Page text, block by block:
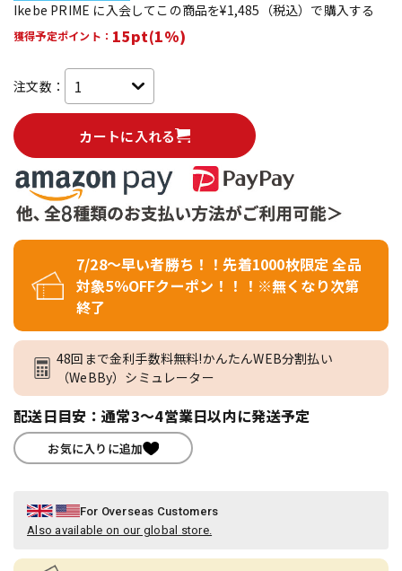
Ikebe PRIME に入会してこの商品を¥1,485（税込）で購入する
獲得予定ポイント： 15pt(1%)
注文数：
カートに入れる
7/28～早い者勝ち！！先着1000枚限定 全品
対象5％OFFクーポン！！！※無くなり次第
終了
48回まで金利手数料無料!かんたんWEB分割払い
（WeBBy）シミュレーター
配送日目安：通常3～4営業日以内に発送予定
お気に入りに追加
For Overseas Customers
Also available on our global store.